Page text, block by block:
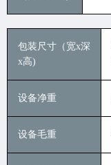
包装尺寸（宽x深
x高)
设备净重
设备毛重